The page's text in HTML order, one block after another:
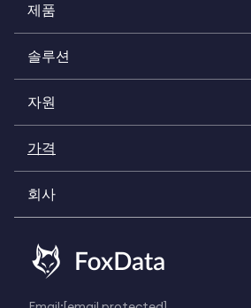
제품
솔루션
자원
가격
회사